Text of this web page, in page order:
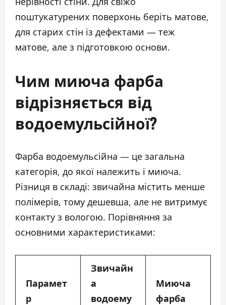
поштукатурених поверхонь беріть матове,
для старих стін із дефектами — теж
матове, але з підготовкою основи.
Чим миюча фарба
відрізняється від
водоемульсійної?
Фарба водоемульсійна — це загальна
категорія, до якої належить і миюча.
Різниця в складі: звичайна містить менше
полімерів, тому дешевша, але не витримує
контакту з вологою. Порівняння за
основними характеристиками:
Парамет
р
Звичайн
а
водоему
Миюча
фарба